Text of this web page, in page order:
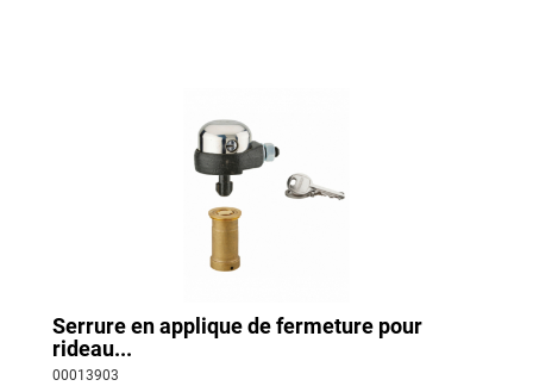
Serrure en applique de fermeture pour
rideau...
00013903